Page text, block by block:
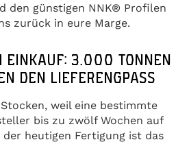
den günstigen NNK® Profilen
zurück in eure Marge.
EINKAUF: 3.000 TONNEN
DEN LIEFERENGPASS
weil eine bestimmte
bis zu zwölf Wochen auf
heutigen Fertigung ist das